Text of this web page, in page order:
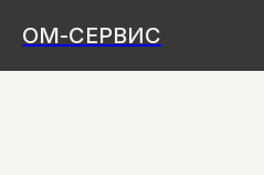
ОМ-СЕРВИС